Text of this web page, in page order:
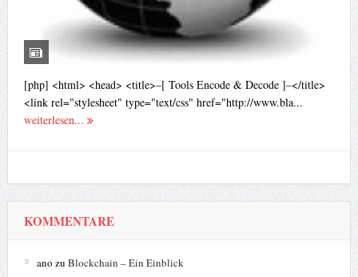
[php] <html> <head> <title>–[ Tools Encode & Decode ]–</title>
<link rel="stylesheet" type="text/css" href="http://www.bla...
weiterlesen...
KOMMENTARE
ano zu Blockchain – Ein Einblick